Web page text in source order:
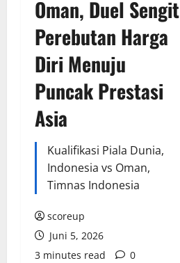
Oman, Duel Sengit
Perebutan Harga
Diri Menuju
Puncak Prestasi
Asia
Kualifikasi Piala Dunia,
Indonesia vs Oman,
Timnas Indonesia
scoreup
Juni 5, 2026
3 minutes read
0